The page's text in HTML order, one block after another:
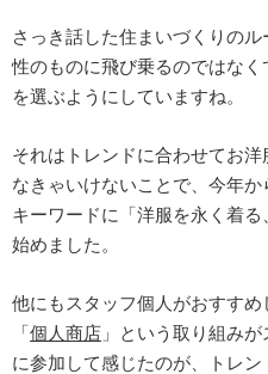
さっき話した住まいづくりの
性のものに飛び乗るのではな
を選ぶようにしていますね。
それはトレンドに合わせてお
なきゃいけないことで、今年か
キーワードに「洋服を永く着
始めました。
他にもスタッフ個人がおすす
「個人商店 」という取り組み
に参加して感じたのが、トレ